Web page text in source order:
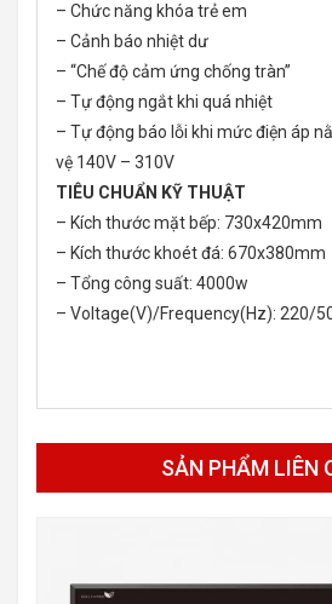
– Chức năng khóa trẻ em
– Cảnh báo nhiệt dư
– “Chế độ cảm ứng chống tràn”
– Tự động ngắt khi quá nhiệt
– Tự động báo lỗi khi mức điện áp
vệ 140V – 310V
TIÊU CHUẨN KỸ THUẬT
– Kích thước mặt bếp: 730x420mm
– Kích thước khoét đá: 670x380mm
– Tổng công suất: 4000w
– Voltage(V)/Frequency(Hz): 220/
SẢN PHẨM LIÊN